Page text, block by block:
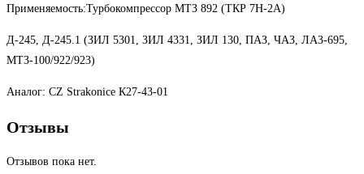
Применяемость:Турбокомпрессор МТЗ 892 (ТКР 7Н-2А)
Д-245, Д-245.1 (ЗИЛ 5301, ЗИЛ 4331, ЗИЛ 130, ПАЗ, ЧАЗ, ЛАЗ-695,
МТЗ-100/922/923)
Аналог: CZ Strakonice К27-43-01
Отзывы
Отзывов пока нет.